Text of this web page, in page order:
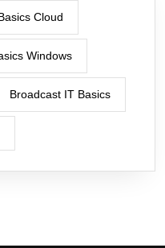
Cloud
Windows
Broadcast IT Basics